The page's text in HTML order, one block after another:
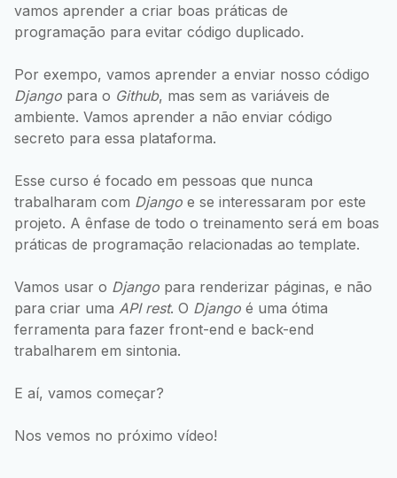
vamos aprender a criar boas práticas de
programação para evitar código duplicado.
Por exempo, vamos aprender a enviar nosso código
Django para o Github, mas sem as variáveis de
ambiente. Vamos aprender a não enviar código
secreto para essa plataforma.
Esse curso é focado em pessoas que nunca
trabalharam com Django e se interessaram por este
projeto. A ênfase de todo o treinamento será em boas
práticas de programação relacionadas ao template.
Vamos usar o Django para renderizar páginas, e não
para criar uma API rest. O Django é uma ótima
ferramenta para fazer front-end e back-end
trabalharem em sintonia.
E aí, vamos começar?
Nos vemos no próximo vídeo!